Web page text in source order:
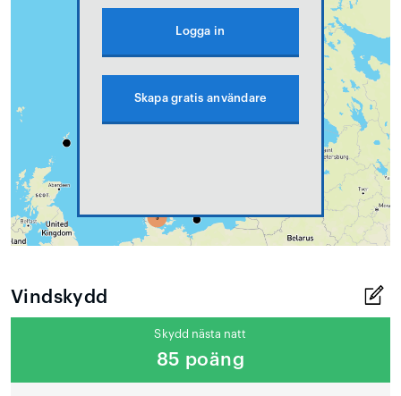
Logga in
Skapa gratis användare
Vindskydd
Skydd nästa natt
85 poäng